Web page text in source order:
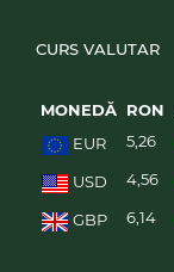
CURS VALUTAR
MONEDĂ RON
EUR
5,26
USD 4,56
GBP 6,14